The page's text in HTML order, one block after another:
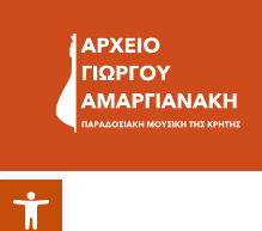
Ανοίξτε τη γραμμή εργαλείων